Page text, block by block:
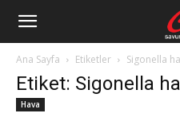
Ana Sayfa Etiketler Sigonella
Etiket: Sigonella
Hava